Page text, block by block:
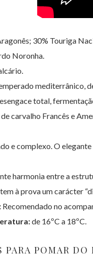
30% Touriga
Noronha.
mediterrânico,
total,
carvalho Francês e
e complexo. O
harmonia entre a
à prova um carácter
Recomendado no
de 16ºC a 18ºC.
PARA POMAR DO